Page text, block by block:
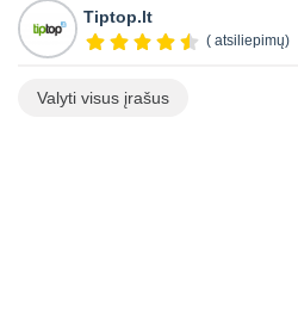
Tiptop.lt
( atsiliepimų)
Valyti visus įrašus